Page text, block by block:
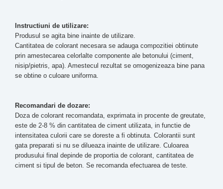
Instructiuni de utilizare:
Produsul se agita bine inainte de utilizare.
Cantitatea de colorant necesara se adauga compozitiei obtinute
prin amestecarea celorlalte componente ale betonului (ciment,
nisip/pietris, apa). Amestecul rezultat se omogenizeaza bine pana
se obtine o culoare uniforma.
Recomandari de dozare:
Doza de colorant recomandata, exprimata in procente de greutate,
este de 2-8 % din cantitatea de ciment utilizata, in functie de
intensitatea culorii care se doreste a fi obtinuta. Colorantii sunt
gata preparati si nu se dilueaza inainte de utilizare. Culoarea
produsului final depinde de proportia de colorant, cantitatea de
ciment si tipul de beton. Se recomanda efectuarea de teste.